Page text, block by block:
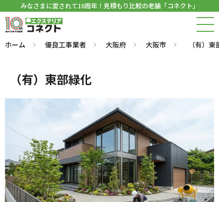
みなさまに愛されて10周年！見積もり比較の老舗「コネクト」
ホーム 優良工事業者 大阪府 大阪市 （有）
（有）東部緑化